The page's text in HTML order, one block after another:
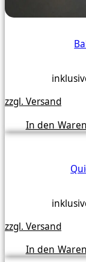
zzgl. Versand
In den
zzgl. Versand
In den